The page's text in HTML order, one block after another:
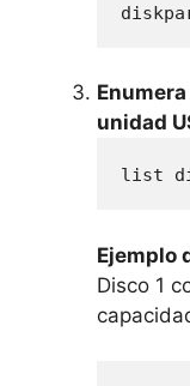
unidad
list
Ejemplo
Disco 1